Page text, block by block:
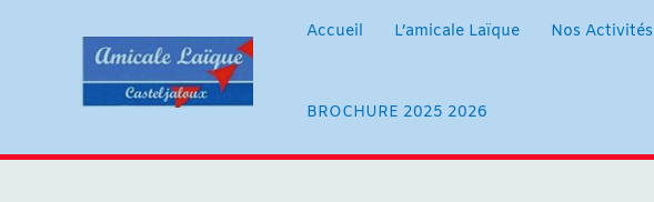
Accueil L’amicale Laïque Nos Activités
BROCHURE 2025 2026